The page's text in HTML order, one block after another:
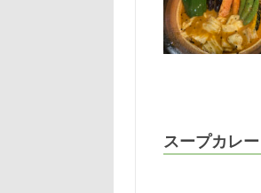
スープカレ